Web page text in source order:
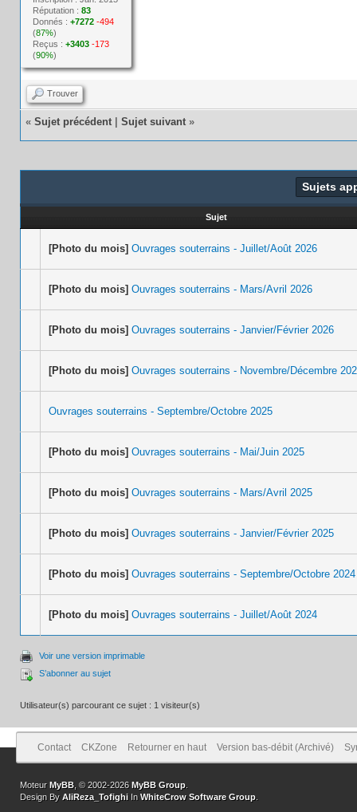
Réputation :83
Donnés :+7272 -494
(87%)
Reçus :+3403 -173
(90%)
Trouver
« Sujet précédent Sujet suivant »
Sujets
Sujet
[Photo du mois] Ouvrages souterrains - Juillet/Août 2026
[Photo du mois] Ouvrages souterrains - Mars/Avril 2026
[Photo du mois] Ouvrages souterrains - Janvier/Février 2026
[Photo du mois] Ouvrages souterrains - Novembre/Décembre
Ouvrages souterrains - Septembre/Octobre 2025
[Photo du mois] Ouvrages souterrains - Mai/Juin 2025
[Photo du mois] Ouvrages souterrains - Mars/Avril 2025
[Photo du mois] Ouvrages souterrains - Janvier/Février 2025
[Photo du mois] Ouvrages souterrains - Septembre/Octobre 2024
[Photo du mois] Ouvrages souterrains - Juillet/Août 2024
Voir une version imprimable
S’abonner au sujet
Utilisateur(s) parcourant ce sujet : 1 visiteur(s)
Contact CKZone Retourner en haut Version bas-débit (Archivé)
Moteur MyBB , © 2002-2026MyBB Group
Design By AliReza_Tofighi In WhiteCrow Software Group